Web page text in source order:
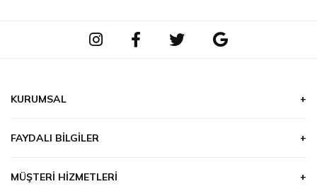
KURUMSAL
Ödeme
FAYDALI BILGILER
MÜŞTERI HIZMETLERI